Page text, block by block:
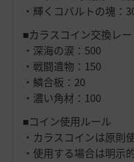
・輝くコバルトの塊：
■カラスコイン交換レー
・深海の涙：500
・戦闘遺物：150
・鱗合板：20
・濃い角材：100
■コイン使用ルール
・カラスコインは原則
・使用する場合は明示